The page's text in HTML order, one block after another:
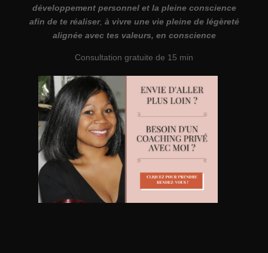
développement personnel et la pleine conscience
afin de te réaliser, à vivre une vie pleine de légèreté
alignée avec tes valeurs, en conscience
Consultation gratuite de 15 min